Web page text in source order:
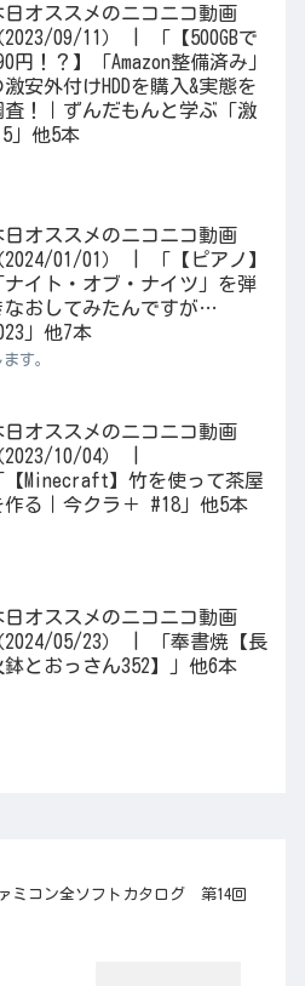
日オススメのニコニコ動画
2023/09/11） | 「【500GBで
円！？】「Amazon整備済み」
激安外付けHDDを購入&実態を
査！｜ずんだもんと学ぶ「激
」他5本
日オススメのニコニコ動画
2024/01/01） | 「【ピアノ】
ナイト・オブ・ナイツ」を弾
なおしてみたんですが…
」他7本
す。
日オススメのニコニコ動画
2023/10/04） |
【Minecraft】竹を使って茶屋
作る｜今クラ＋ #18」他5本
日オススメのニコニコ動画
2024/05/23） | 「奉書焼【長
鉢とおっさん352】」他6本
ミコン全ソフトカタログ 第14回